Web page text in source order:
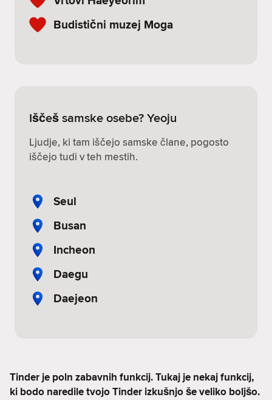
Budistični muzej Moga
Iščeš samske osebe? Yeoju
Ljudje, ki tam iščejo samske člane, pogosto
iščejo tudi v teh mestih.
Seul
Busan
Incheon
Daegu
Daejeon
Tinder je poln zabavnih funkcij. Tukaj je nekaj funkcij,
ki bodo naredile tvojo Tinder izkušnjo še veliko boljšo.